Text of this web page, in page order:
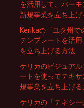
を活用して、バーモ
新規事業を立ち上げ
Kerikaの「ユタ州で
テンプレートを活用
を立ち上げる方法
ケリカのビジュアル
ートを使ってテキサ
規事業を立ち上げる
ケリカの「テネシー